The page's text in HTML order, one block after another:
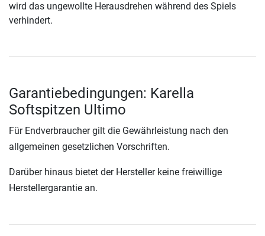
wird das ungewollte Herausdrehen während des Spiels
verhindert.
Garantiebedingungen: Karella
Softspitzen Ultimo
Für Endverbraucher gilt die Gewährleistung nach den
allgemeinen gesetzlichen Vorschriften.
Darüber hinaus bietet der Hersteller keine freiwillige
Herstellergarantie an.